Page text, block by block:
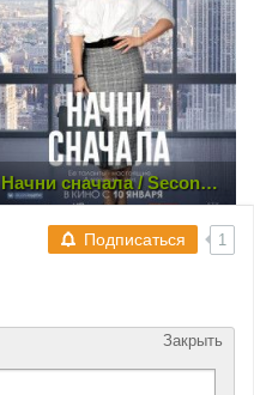
Снежная Королева:
Зазеркалье (2018) WEB-
DL 1080p | iTunes
Подписаться 1
Закрыть